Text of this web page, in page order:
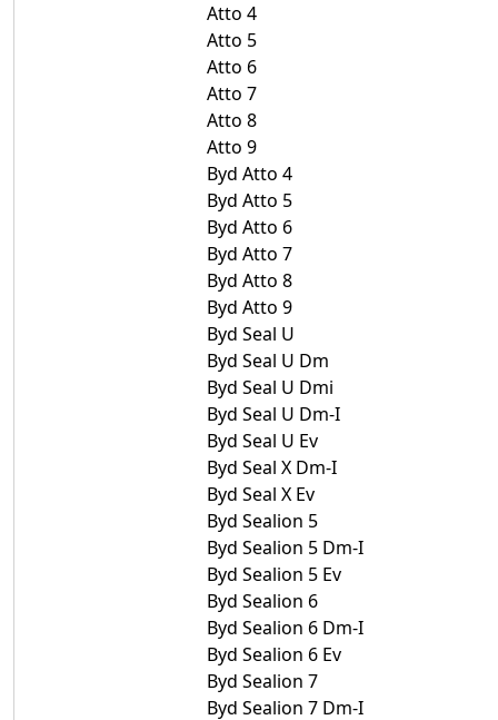
Atto 4
Atto 5
Atto 6
Atto 7
Atto 8
Atto 9
Byd Atto 4
Byd Atto 5
Byd Atto 6
Byd Atto 7
Byd Atto 8
Byd Atto 9
Byd Seal U
Byd Seal U Dm
Byd Seal U Dmi
Byd Seal U Dm-I
Byd Seal U Ev
Byd Seal X Dm-I
Byd Seal X Ev
Byd Sealion 5
Byd Sealion 5 Dm-I
Byd Sealion 5 Ev
Byd Sealion 6
Byd Sealion 6 Dm-I
Byd Sealion 6 Ev
Byd Sealion 7
Byd Sealion 7 Dm-I